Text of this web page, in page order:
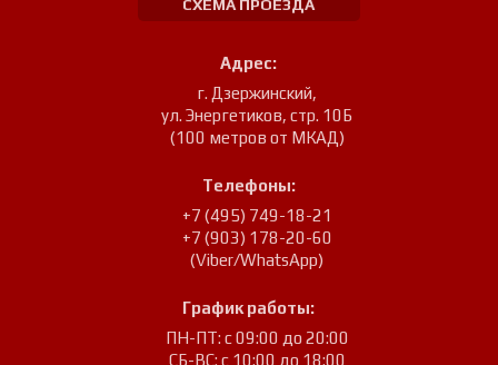
СХЕМА ПРОЕЗДА
Адрес:
г. Дзержинский,
ул. Энергетиков, стр. 10Б
(100 метров от МКАД)
Телефоны:
+7 (495) 749-18-21
+7 (903) 178-20-60
(Viber/WhatsApp)
График работы:
ПН-ПТ: с 09:00 до 20:00
СБ-ВС: с 10:00 до 18:00